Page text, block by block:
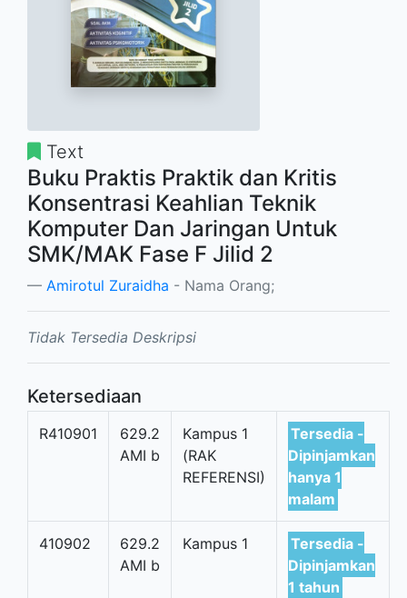
Text
Buku Praktis Praktik dan Kritis
Konsentrasi Keahlian Teknik
Komputer Dan Jaringan Untuk
SMK/MAK Fase F Jilid 2
Amirotul Zuraidha - Nama Orang;
Tidak Tersedia Deskripsi
Ketersediaan
R410901
629.2
AMI b
Kampus 1
(RAK
REFERENSI)
Tersedia -
Dipinjamkan
hanya 1
malam
410902
629.2
AMI b
Kampus 1
Tersedia -
Dipinjamkan
1 tahun